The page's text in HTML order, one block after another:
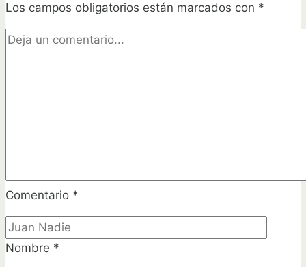
en
Galicia
Los campos obligatorios están marcados con *
Comentario *
Nombre *